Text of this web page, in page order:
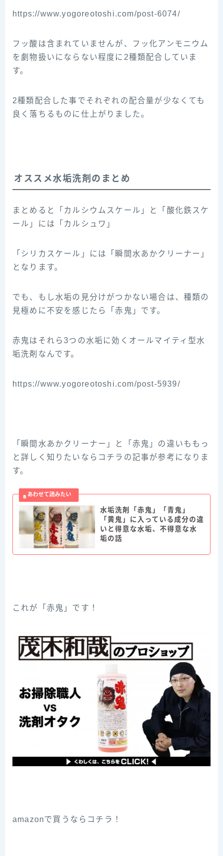
https://www.yogoreotoshi.com/post-6074/
フッ酸は含まれていませんが、フッ化アンモニウム
を劇物扱いにならない程度に2種類配合していま
す。
2種類配合した事でそれぞれの配合量が少なくても
良く落ちるものに仕上がりました。
オススメ水垢洗剤のまとめ
まとめると「カルシウムスケール」と「酸化鉄スケ
ール」には「カルシュワ」
「シリカスケール」には「瞬間水あかクリーナー」
となります。
でも、もし水垢の見分けがつかない場合は、種類の
見極めに不安を感じたら「赤鬼」です。
赤鬼はそれら3つの水垢に効くオールマイティ型水
垢洗剤なんです。
https://www.yogoreotoshi.com/post-5939/
「瞬間水あかクリーナー」と「赤鬼」の違いももっ
と詳しく知りたいならコチラの記事が参考になりま
す。
水垢洗剤「赤鬼」「青鬼」
「黄鬼」に入っている成分の違
いと得意な水垢、不得意な水
垢の話
これが「赤鬼」です！
amazonで買うならコチラ！